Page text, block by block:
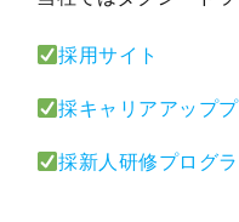
採用サイト
採キャリアアップ
採新人研修プログ